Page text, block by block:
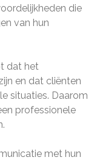
die
van hun
dat het
en dat cliënten
situaties. Daarom
professionele
met hun